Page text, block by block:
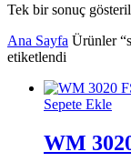
Tek bir sonuç
Ana Sayfa Ürünler
etiketlendi
Sepete Ekle
WM